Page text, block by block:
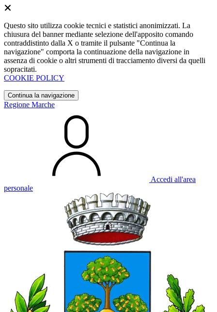
Questo sito utilizza cookie tecnici e statistici anonimizzati. La
chiusura del banner mediante selezione dell'apposito comando
contraddistinto dalla X o tramite il pulsante "Continua la
navigazione" comporta la continuazione della navigazione in
assenza di cookie o altri strumenti di tracciamento diversi da quelli
sopracitati.
COOKIE POLICY
Continua la navigazione
Regione Marche
Accedi all'area
personale